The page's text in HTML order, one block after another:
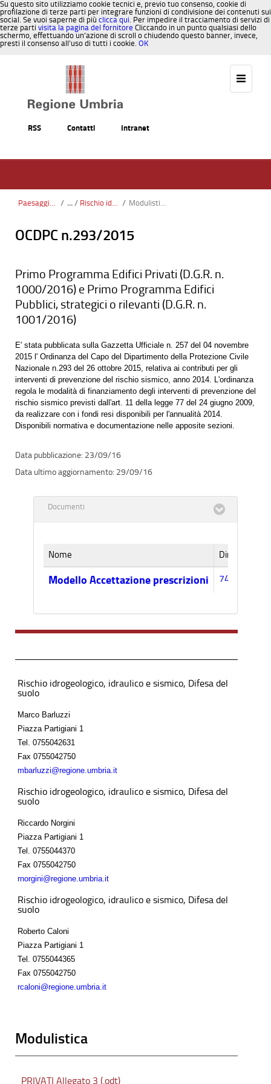
Su questo sito utilizziamo cookie tecnici e, previo tuo consenso, cookie di
profilazione di terze parti per integrare funzioni di condivisione dei contenuti sui
social. Se vuoi saperne di più clicca qui. Per impedire il tracciamento di servizi di
terze parti visita la pagina del fornitore Cliccando in un punto qualsiasi dello
schermo, effettuando un’azione di scroll o chiudendo questo banner, invece,
presti il consenso all’uso di tutti i cookie. OK
RSS Contatti Intranet
Paesaggio, Territorio, Urbanistica / Rischio idraulico / Modulistica Rischio Idraulico
OCDPC n.293/2015
Primo Programma Edifici Privati (D.G.R. n.
1000/2016) e Primo Programma Edifici
Pubblici, strategici o rilevanti (D.G.R. n.
1001/2016)
E' stata pubblicata sulla Gazzetta Ufficiale n. 257 del 04 novembre
2015 l' Ordinanza del Capo del Dipartimento della Protezione Civile
Nazionale n.293 del 26 ottobre 2015, relativa ai contributi per gli
interventi di prevenzione del rischio sismico, anno 2014. L'ordinanza
regola le modalità di finanziamento degli interventi di prevenzione del
rischio sismico previsti dall'art. 11 della legge 77 del 24 giugno 2009,
da realizzare con i fondi resi disponibili per l'annualità 2014.
Disponibili normativa e documentazione nelle apposite sezioni.
23/09/16
29/09/16
Documenti
Nome Dimensione
Modello Accettazione prescrizioni 74k
Rischio idrogeologico, idraulico e sismico, Difesa del
suolo
Marco Barluzzi
Piazza Partigiani 1
Tel. 0755042631
Fax 0755042750
mbarluzzi@regione.umbria.it
Rischio idrogeologico, idraulico e sismico, Difesa del
suolo
Riccardo Norgini
Piazza Partigiani 1
Tel. 0755044370
Fax 0755042750
rnorgini@regione.umbria.it
Rischio idrogeologico, idraulico e sismico, Difesa del
suolo
Roberto Caloni
Piazza Partigiani 1
Tel. 0755044365
Fax 0755042750
rcaloni@regione.umbria.it
Modulistica
PRIVATI Allegato 3 (.odt)